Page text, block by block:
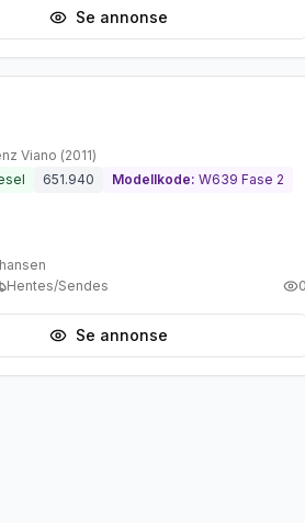
Se annonse
Brukt - god tilstand
Viano (2011)
651.940 Modellkode: W639 Fase 2
Hentes/Sendes 0
Se annonse